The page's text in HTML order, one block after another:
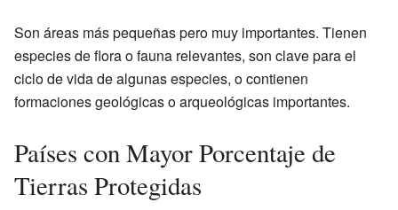
Son áreas más pequeñas pero muy importantes. Tienen
especies de flora o fauna relevantes, son clave para el
ciclo de vida de algunas especies, o contienen
formaciones geológicas o arqueológicas importantes.
Países con Mayor Porcentaje de
Tierras Protegidas